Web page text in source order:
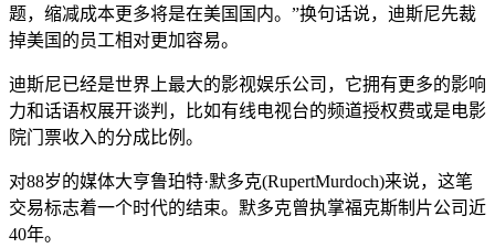
题，缩减成本更多将是在美国国内。”换句话说，迪斯尼先裁
掉美国的员工相对更加容易。
迪斯尼已经是世界上最大的影视娱乐公司，它拥有更多的影响
力和话语权展开谈判，比如有线电视台的频道授权费或是电影
院门票收入的分成比例。
对88岁的媒体大亨鲁珀特·默多克(RupertMurdoch)来说，这笔
交易标志着一个时代的结束。默多克曾执掌福克斯制片公司近
40年。